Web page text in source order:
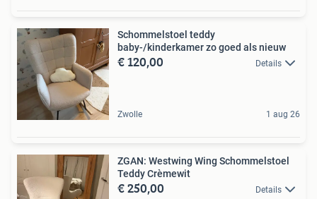
Schommelstoel teddy
baby-/kinderkamer zo goed als nieuw
€ 120,00 Details
Zwolle 1 aug 26
ZGAN: Westwing Wing Schommelstoel
Teddy Crèmewit
€ 250,00 Details